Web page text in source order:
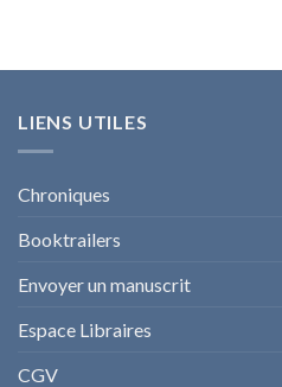
LIENS UTILES
Chroniques
Booktrailers
Envoyer un manuscrit
Espace Libraires
CGV